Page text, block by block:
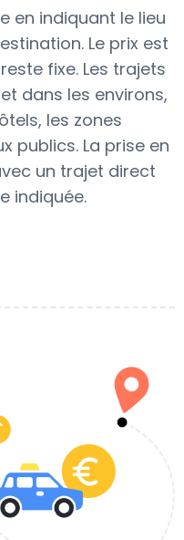
en indiquant le lieu
Le prix est
fixe. Les trajets
dans les environs,
les zones
publics. La prise en
un trajet direct
indiquée.